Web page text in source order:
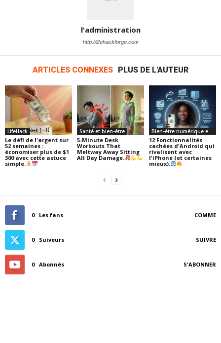
l'administration
http://lifehackforge.com
ARTICLES CONNEXES PLUS DE L'AUTEUR
LifeHack
Le défi de l'argent sur
52 semaines :
économiser plus de $1
300 avec cette astuce
simple.
Santé et bien-être
5-Minute Desk
Workouts That
Meltway Away Sitting
All Day Damage.
Bien-être numérique et technologie
12 Fonctionnalités
cachées d'Android qui
rivalisent avec
l'iPhone (et certaines
mieux).
0 Les fans COMME
0 Suiveurs SUIVRE
0 Abonnés S'ABONNER